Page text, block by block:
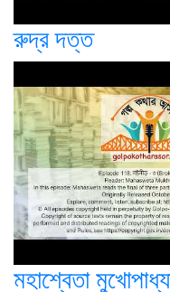
রুদ্র দত্ত
মহাশ্বেতা